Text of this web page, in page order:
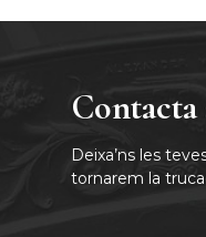
Contacta
Deixa’ns les
tornarem la